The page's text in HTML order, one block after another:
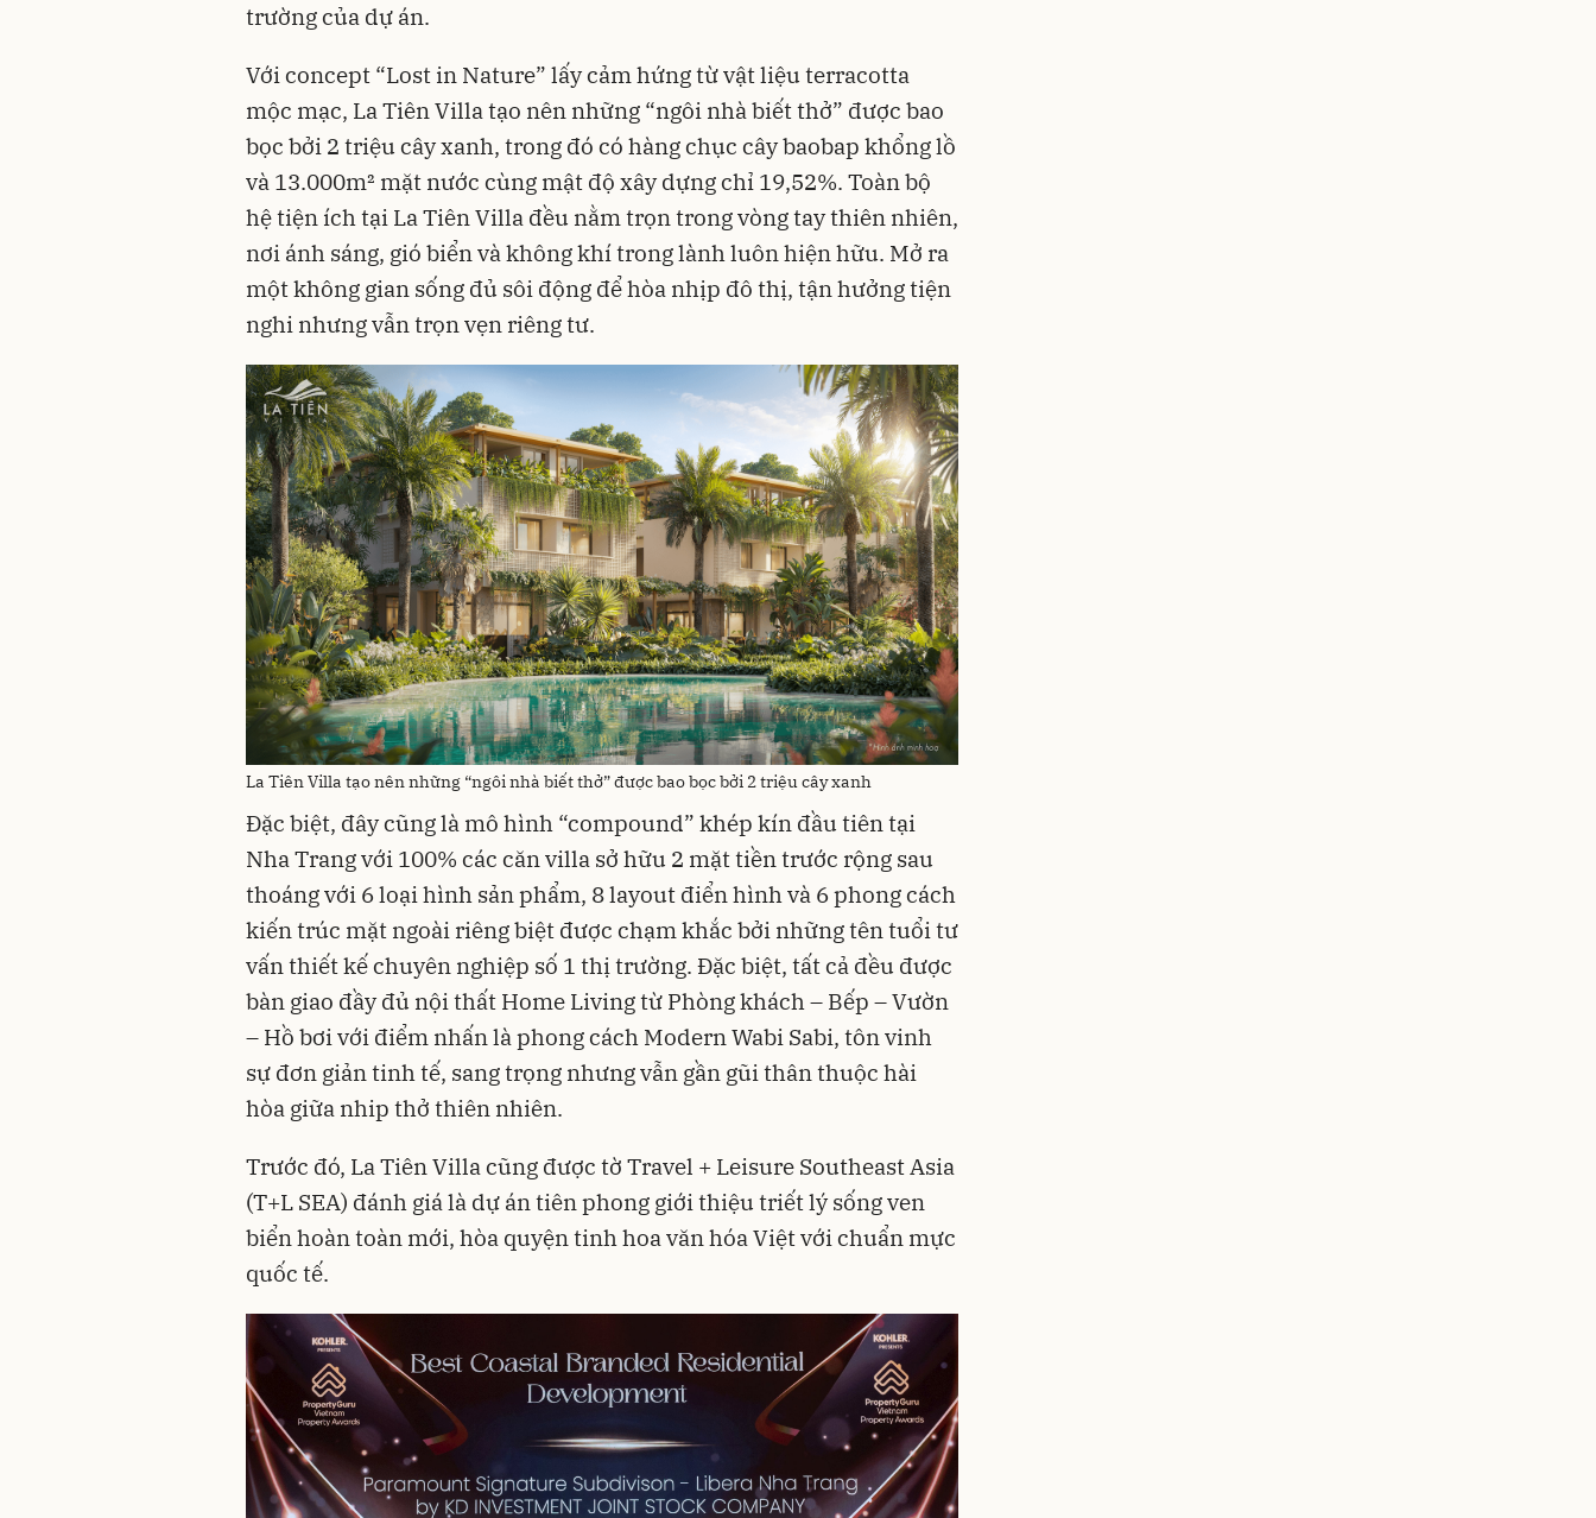
trường của dự án.
Với concept “Lost in Nature” lấy cảm hứng từ vật liệu terracotta
mộc mạc, La Tiên Villa tạo nên những “ngôi nhà biết thở” được bao
bọc bởi 2 triệu cây xanh, trong đó có hàng chục cây baobap khổng lồ
và 13.000m² mặt nước cùng mật độ xây dựng chỉ 19,52%. Toàn bộ
hệ tiện ích tại La Tiên Villa đều nằm trọn trong vòng tay thiên nhiên,
nơi ánh sáng, gió biển và không khí trong lành luôn hiện hữu. Mở ra
một không gian sống đủ sôi động để hòa nhịp đô thị, tận hưởng tiện
nghi nhưng vẫn trọn vẹn riêng tư.
La Tiên Villa tạo nên những “ngôi nhà biết thở” được bao bọc bởi 2 triệu cây xanh
Đặc biệt, đây cũng là mô hình “compound” khép kín đầu tiên tại
Nha Trang với 100% các căn villa sở hữu 2 mặt tiền trước rộng sau
thoáng với 6 loại hình sản phẩm, 8 layout điển hình và 6 phong cách
kiến trúc mặt ngoài riêng biệt được chạm khắc bởi những tên tuổi tư
vấn thiết kế chuyên nghiệp số 1 thị trường. Đặc biệt, tất cả đều được
bàn giao đầy đủ nội thất Home Living từ Phòng khách – Bếp – Vườn
– Hồ bơi với điểm nhấn là phong cách Modern Wabi Sabi, tôn vinh
sự đơn giản tinh tế, sang trọng nhưng vẫn gần gũi thân thuộc hài
hòa giữa nhip thở thiên nhiên.
Trước đó, La Tiên Villa cũng được tờ Travel + Leisure Southeast Asia
(T+L SEA) đánh giá là dự án tiên phong giới thiệu triết lý sống ven
biển hoàn toàn mới, hòa quyện tinh hoa văn hóa Việt với chuẩn mực
quốc tế.